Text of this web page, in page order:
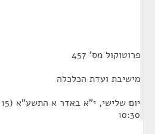
פרוטוקול מס' 457
מישיבת ועדת הכלכלה
10:30